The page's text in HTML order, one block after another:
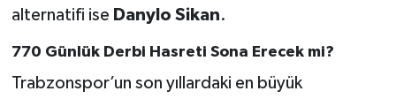
alternatifi ise Danylo Sikan.
770 Günlük Derbi Hasreti Sona Erecek mi?
Trabzonspor’un son yıllardaki en büyük
Motor Sporları
Su Sporları